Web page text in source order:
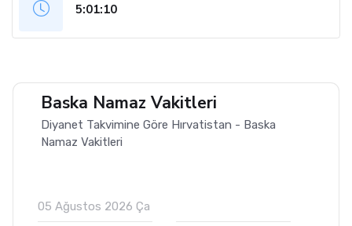
5:01:11
Baska Namaz Vakitleri
Diyanet Takvimine Göre Hırvatistan - Baska
Namaz Vakitleri
05 Ağustos 2026 Ça